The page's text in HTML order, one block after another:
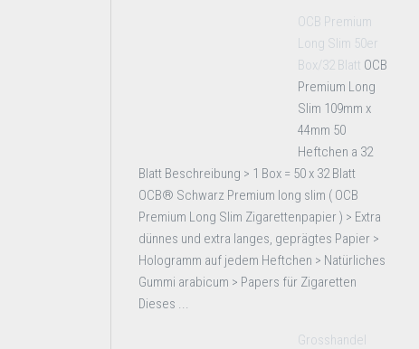
OCB Premium
Long Slim 50er
Box/32 Blatt OCB
Premium Long
Slim 109mm x
44mm 50
Heftchen a 32
Blatt Beschreibung > 1 Box = 50 x 32 Blatt
OCB® Schwarz Premium long slim ( OCB
Premium Long Slim Zigarettenpapier ) > Extra
dünnes und extra langes, geprägtes Papier >
Hologramm auf jedem Heftchen > Natürliches
Gummi arabicum > Papers für Zigaretten
Dieses ...
Grosshandel